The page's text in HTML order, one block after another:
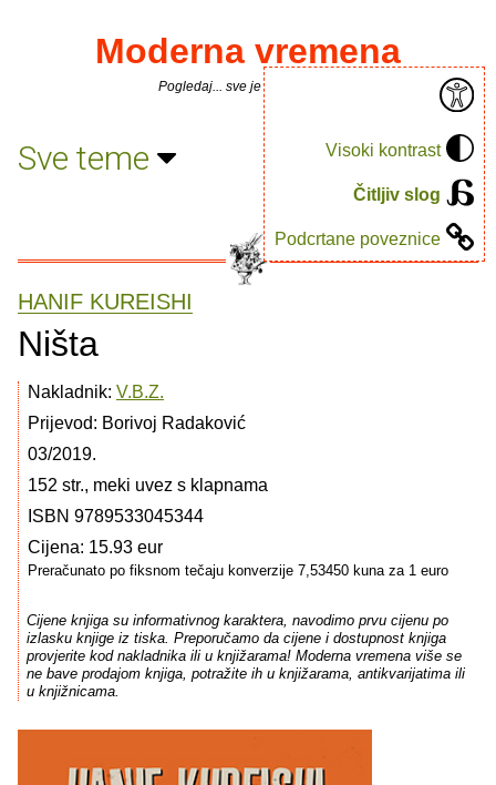
Visoki kontrast
Čitljiv slog
Podcrtane poveznice
Moderna vremena
Pogledaj... sve je puno knjiga.
Sve teme
HANIF KUREISHI
Ništa
Nakladnik: V.B.Z.
Prijevod: Borivoj Radaković
03/2019.
152 str., meki uvez s klapnama
ISBN 9789533045344
Cijena: 15.93 eur
Preračunato po fiksnom tečaju konverzije 7,53450 kuna za 1 euro
Cijene knjiga su informativnog karaktera, navodimo prvu cijenu po
izlasku knjige iz tiska. Preporučamo da cijene i dostupnost knjiga
provjerite kod nakladnika ili u knjižarama! Moderna vremena više se
ne bave prodajom knjiga, potražite ih u knjižarama, antikvarijatima ili
u knjižnicama.